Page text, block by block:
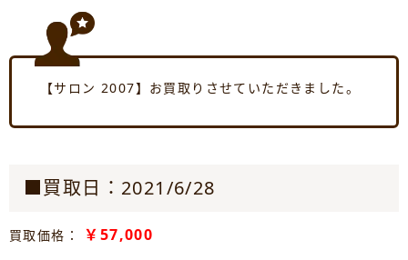
【サロン 2007】お買取りさせていただきました。
■買取日：2021/6/28
買取価格： ￥57,000